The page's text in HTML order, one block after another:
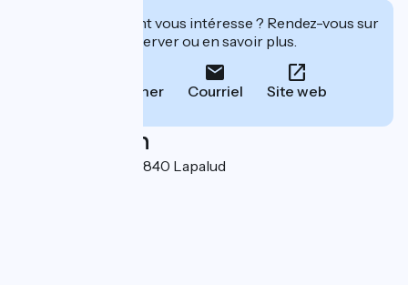
Cet établissement vous intéresse ? Rendez-vous sur
leur site pour réserver ou en savoir plus.
Téléphoner Courriel Site web
Localisation
Les Frémigières 84840 Lapalud